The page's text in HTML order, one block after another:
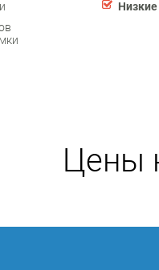
Цены